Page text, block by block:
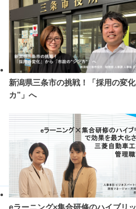
新潟県三条市の挑戦！「採用の変
カ”」へ
eラーニング×集合研修のハイブリ